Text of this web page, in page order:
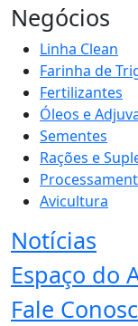
Negócios
Linha Clean
Farinha de
Fertilizantes
Óleos e
Sementes
Rações e
Avicultura
Notícias
Espaço do
Fale